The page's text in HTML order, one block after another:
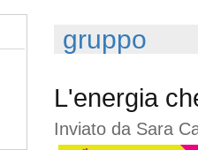
gruppo
L'energia
Inviato da Sara